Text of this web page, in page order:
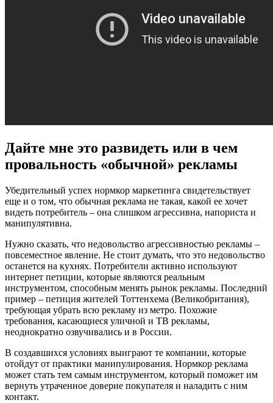
Дайте мне это развидеть или в чем
провальность «обычной» рекламы
Убедительный успех нормкор маркетинга свидетельствует
еще и о том, что обычная реклама не такая, какой ее хочет
видеть потребитель – она слишком агрессивна, напориста и
манипулятивна.
Нужно сказать, что недовольство агрессивностью рекламы –
повсеместное явление. Не стоит думать, что это недовольство
останется на кухнях. Потребители активно используют
интернет петиции, которые являются реальным
инструментом, способным менять рынок рекламы. Последний
пример – петиция жителей Тоттенхема (Великобритания),
требующая убрать всю рекламу из метро. Похожие
требования, касающиеся уличной и ТВ рекламы,
неоднократно озвучивались и в России.
В создавшихся условиях выиграют те компании, которые
отойдут от практики манипулирования. Нормкор реклама
может стать тем самым инструментом, который поможет им
вернуть утраченное доверие покупателя и наладить с ним
контакт.